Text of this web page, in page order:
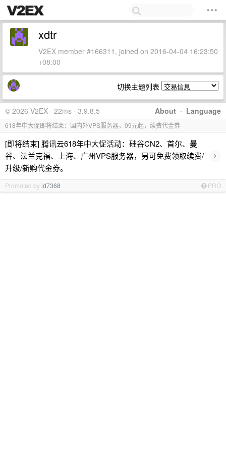
xdtr
V2EX member #166311, joined on 2016-04-04 16:23:50
+08:00
切换主题列表
About · Language
© 2026 V2EX · 22ms · 3.9.8.5
618年中大促即将结束：国内外VPS服务器，99元起，续费代金券
[即将结束] 腾讯云618年中大促活动：硅谷CN2、首尔、曼
谷、法兰克福、上海、广州VPS服务器，另可免费领取续费/
升级/新购代金券。
›
Promoted byid7368 PRO